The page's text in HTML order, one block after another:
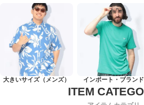
大きいサイズ（メンズ） インポート・ブランド